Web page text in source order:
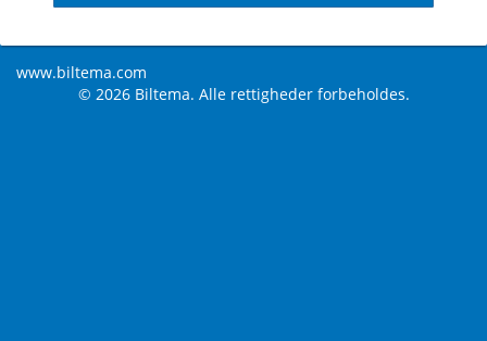
www.biltema.com
© 2026 Biltema. Alle rettigheder forbeholdes.